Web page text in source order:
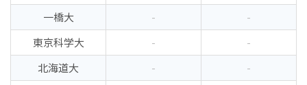
一橋大
-
-
東京科学大
-
-
北海道大
-
-